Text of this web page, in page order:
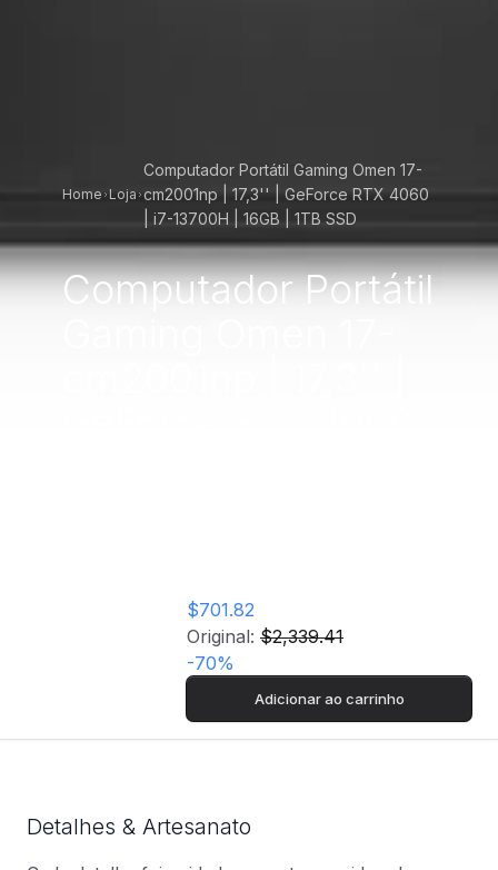
Home Loja
Computador Portátil Gaming Omen 17-
cm2001np | 17,3'' | GeForce RTX 4060
| i7-13700H | 16GB | 1TB SSD
Computador Portátil
$701.82
Original: $2,339.41
-70%
Adicionar ao carrinho
Detalhes & Artesanato